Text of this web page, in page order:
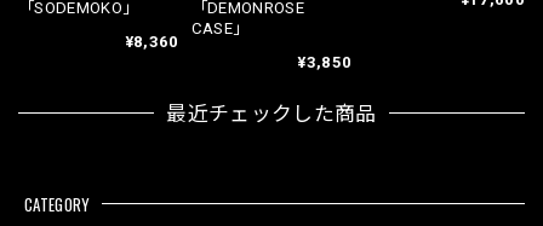
「SODEMOKO」
¥8,360
「DEMONROSE
CASE」
¥3,850
最近チェックした商品
CATEGORY